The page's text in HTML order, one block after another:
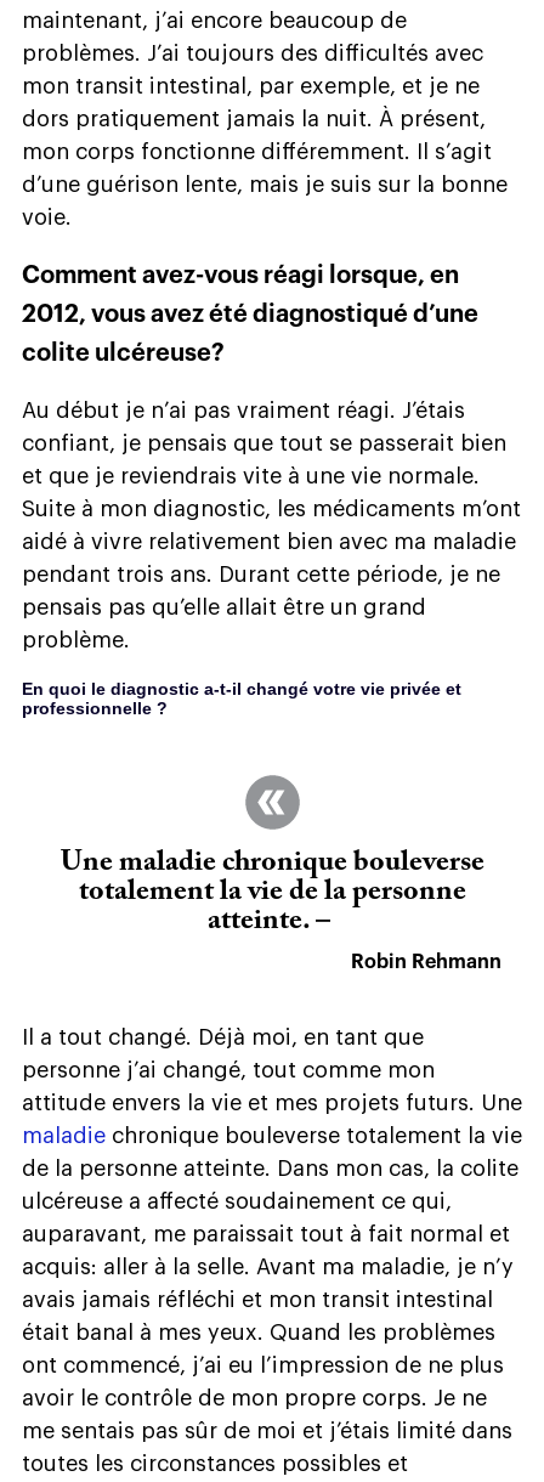
maintenant, j’ai encore beaucoup de
problèmes. J’ai toujours des difficultés avec
mon transit intestinal, par exemple, et je ne
dors pratiquement jamais la nuit. À présent,
mon corps fonctionne différemment. Il s’agit
d’une guérison lente, mais je suis sur la bonne
voie.
Comment avez-vous réagi lorsque, en
2012, vous avez été diagnostiqué d’une
colite ulcéreuse?
Au début je n’ai pas vraiment réagi. J’étais
confiant, je pensais que tout se passerait bien
et que je reviendrais vite à une vie normale.
Suite à mon diagnostic, les médicaments m’ont
aidé à vivre relativement bien avec ma maladie
pendant trois ans. Durant cette période, je ne
pensais pas qu’elle allait être un grand
problème.
En quoi le diagnostic a-t-il changé votre vie privée et
professionnelle ?
Une maladie chronique bouleverse
totalement la vie de la personne
atteinte. –
Robin Rehmann
Il a tout changé. Déjà moi, en tant que
personne j’ai changé, tout comme mon
attitude envers la vie et mes projets futurs. Une
maladie chronique bouleverse totalement la vie
de la personne atteinte. Dans mon cas, la colite
ulcéreuse a affecté soudainement ce qui,
auparavant, me paraissait tout à fait normal et
acquis: aller à la selle. Avant ma maladie, je n’y
avais jamais réfléchi et mon transit intestinal
était banal à mes yeux. Quand les problèmes
ont commencé, j’ai eu l’impression de ne plus
avoir le contrôle de mon propre corps. Je ne
me sentais pas sûr de moi et j’étais limité dans
toutes les circonstances possibles et